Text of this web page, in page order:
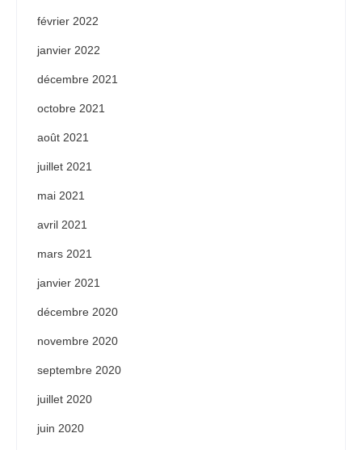
février 2022
janvier 2022
décembre 2021
octobre 2021
août 2021
juillet 2021
mai 2021
avril 2021
mars 2021
janvier 2021
décembre 2020
novembre 2020
septembre 2020
juillet 2020
juin 2020